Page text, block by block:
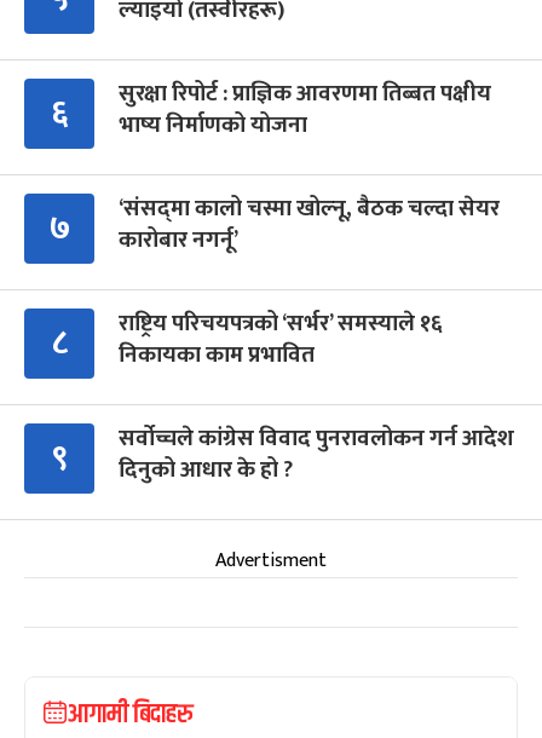
ल्याइयो (तस्वीरहरू)
६
सुरक्षा रिपोर्ट : प्राज्ञिक आवरणमा तिब्बत पक्षीय
भाष्य निर्माणको योजना
७
‘संसद्‍मा कालो चस्मा खोल्नू, बैठक चल्दा सेयर
कारोबार नगर्नू’
८
राष्ट्रिय परिचयपत्रको ‘सर्भर’ समस्याले १६
निकायका काम प्रभावित
९
सर्वोच्चले कांग्रेस विवाद पुनरावलोकन गर्न आदेश
दिनुको आधार के हो ?
Advertisment
आगामी बिदाहरु